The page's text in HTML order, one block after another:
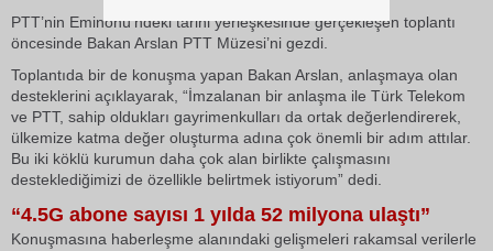
PTT’nin Eminönü’ndeki tarihi yerleşkesinde gerçekleşen toplantı
öncesinde Bakan Arslan PTT Müzesi’ni gezdi.
Toplantıda bir de konuşma yapan Bakan Arslan, anlaşmaya olan
desteklerini açıklayarak, “İmzalanan bir anlaşma ile Türk Telekom
ve PTT, sahip oldukları gayrimenkulları da ortak değerlendirerek,
ülkemize katma değer oluşturma adına çok önemli bir adım attılar.
Bu iki köklü kurumun daha çok alan birlikte çalışmasını
desteklediğimizi de özellikle belirtmek istiyorum” dedi.
“4.5G abone sayısı 1 yılda 52 milyona ulaştı”
Konuşmasına haberleşme alanındaki gelişmeleri rakamsal verilerle